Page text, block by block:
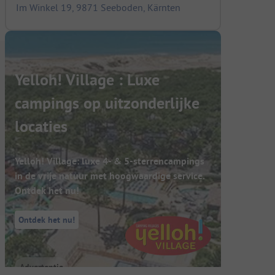
Im Winkel 19, 9871 Seeboden, Kärnten
Yelloh! Village : Luxe
campings op uitzonderlijke
locaties
Yelloh! Village: luxe 4- & 5-sterrencampings
in de vrije natuur met hoogwaardige service.
Ontdek het nu!
Ontdek het nu!